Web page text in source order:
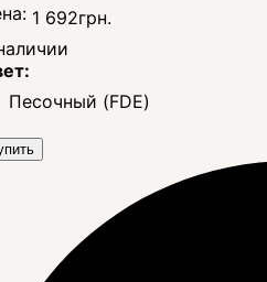
1 692грн.
Песочный (FDE)